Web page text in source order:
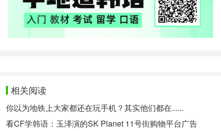
相关阅读
你以为地铁上大家都还在玩手机？其实他们都在......
看CF学韩语：玉泽演的SK Planet 11号街购物平台广告